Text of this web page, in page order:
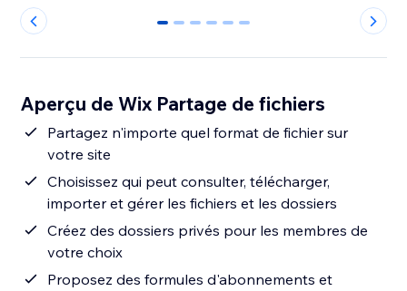
0 1 2 3 4 5
Aperçu de Wix Partage de fichiers
Partagez n'importe quel format de fichier sur
votre site
Choisissez qui peut consulter, télécharger,
importer et gérer les fichiers et les dossiers
Créez des dossiers privés pour les membres de
votre choix
Proposez des formules d'abonnements et